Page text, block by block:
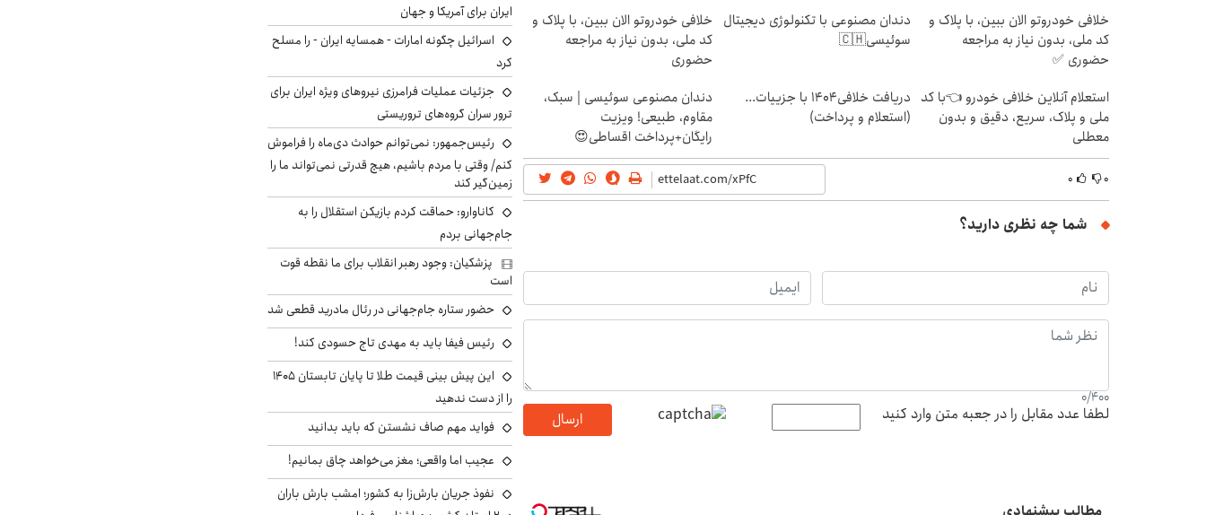
خلافی خودروتو الان ببین، با پلاک و
کد ملی، بدون نیاز به مراجعه
حضوری ✅
دندان مصنوعی با تکنولوژی دیجیتال
سوئیسی🇨🇭
خلافی خودروتو الان ببین، با پلاک و
کد ملی، بدون نیاز به مراجعه
حضوری
استعلام آنلاین خلافی خودرو 👈با کد
ملی و پلاک، سریع، دقیق و بدون
معطلی
دریافت خلافی۱۴۰۴ با جزییات...
(استعلام و پرداخت)
دندان مصنوعی سوئیسی | سبک،
مقاوم، طبیعی! ویزیت
رایگان+پرداخت اقساطی😍
۰ ۰
شما چه نظری دارید؟
0/400
لطفا عدد مقابل را در جعبه متن وارد کنید ارسال
ایران برای آمریکا و جهان
اسرائیل چگونه امارات - همسایه ایران - را مسلح
کرد
جزئیات عملیات فرامرزی نیروهای ویژه ایران برای
ترور سران گروه‌های تروریستی
رئیس‌جمهور: نمی‌توانم حوادث دی‌ماه را فراموش
کنم/ وقتی با مردم باشیم، هیچ قدرتی نمی‌تواند ما را
زمین‌گیر کند
کاناوارو: حماقت کردم بازیکن استقلال را به
جام‌جهانی بردم
پزشکیان: وجود رهبر انقلاب برای ما نقطه قوت
است
حضور ستاره جام‌جهانی در رئال مادرید قطعی شد
رئیس فیفا باید به مهدی تاج حسودی کند!
این پیش بینی قیمت طلا تا پایان تابستان ۱۴۰۵
را از دست ندهید
فواید مهم صاف نشستن که باید بدانید
عجیب اما واقعی؛ مغز می‌خواهد چاق بمانیم!
نفوذ جریان بارش‌زا به کشور؛ امشب بارش باران